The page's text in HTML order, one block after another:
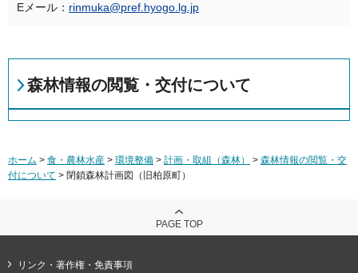
Eメール： rinmuka@pref.hyogo.lg.jp
森林情報の閲覧・交付について
ホーム > 食・農林水産 > 環境整備 > 計画・取組（森林） > 森林情報の閲覧・交
付について > 閉鎖森林計画図（旧柏原町）
PAGE TOP
リンク・著作権・免責事項